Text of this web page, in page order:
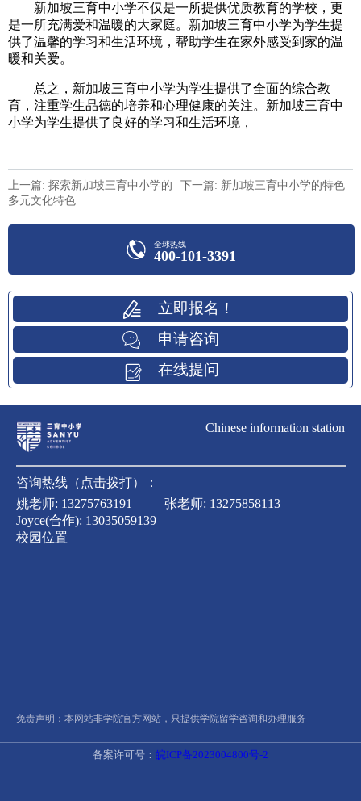
新加坡三育中小学不仅是一所提供优质教育的学校，更
是一所充满爱和温暖的大家庭。新加坡三育中小学为学生提
供了温馨的学习和生活环境，帮助学生在家外感受到家的温
暖和关爱。
总之，新加坡三育中小学为学生提供了全面的综合教
育，注重学生品德的培养和心理健康的关注。新加坡三育中
小学为学生提供了良好的学习和生活环境，
上一篇: 探索新加坡三育中小学的
多元文化特色
下一篇: 新加坡三育中小学的特色
全球热线
400-101-3391
立即报名！
申请咨询
在线提问
Chinese information station
咨询热线（点击拨打）：
姚老师: 13275763191 张老师: 13275858113
Joyce(合作): 13035059139
校园位置
免责声明：本网站非学院官方网站，只提供学院留学咨询和办理服务
备案许可号： 皖ICP备2023004800号-2